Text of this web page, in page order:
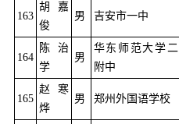
163
胡嘉
俊
男 吉安市一中
164
陈治
学
男
华东师范大学二
附中
165
赵寒
烨
男 郑州外国语学校